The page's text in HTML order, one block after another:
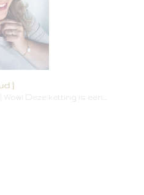
]
Deze ketting is een…